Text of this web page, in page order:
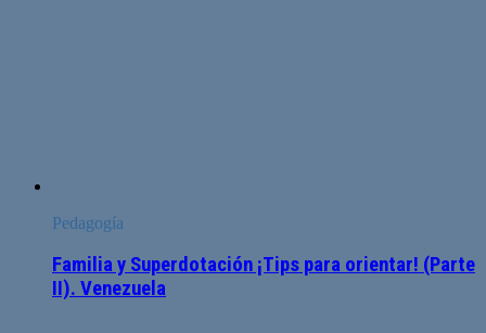
Pedagogía
Familia y Superdotación ¡Tips para orientar! (Parte
II). Venezuela